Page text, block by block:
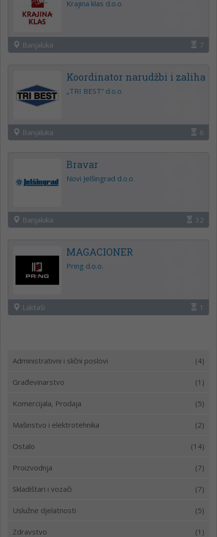
Krajina klas d.o.o.
Banjaluka 7
Koordinator narudžbi i zaliha
„TRI BEST“ d.o.o.
Banjaluka 6
Bravar
Novi Jelšingrad d.o.o.
Banjaluka 32
MAGACIONER
Pring d.o.o.
Laktaši 1
Administrativni i slični poslovi (4)
Građevinarstvo (1)
Komercijala, Prodaja (5)
Mašinstvo i elektrotehnika (2)
Ostalo (14)
Proizvodnja (7)
Skladištari i vozači (7)
Uslužne djelatnosti (5)
Zdravstvo (1)